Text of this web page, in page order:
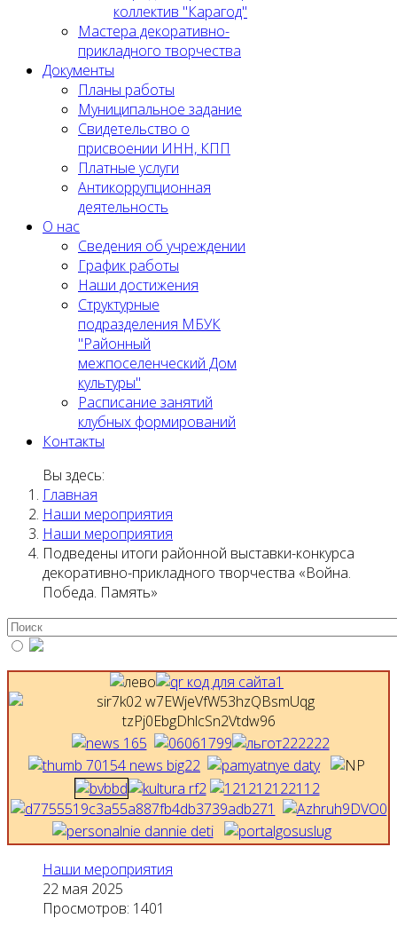
коллектив "Карагод"
Мастера декоративно-
прикладного творчества
Документы
Планы работы
Муниципальное задание
Cвидетельство о
присвоении ИНН, КПП
Платные услуги
Антикоррупционная
деятельность
О нас
Сведения об учреждении
График работы
Наши достижения
Структурные
подразделения МБУК
"Районный
межпоселенческий Дом
культуры"
Расписание занятий
клубных формирований
Контакты
Вы здесь:
Главная
Наши мероприятия
Наши мероприятия
Подведены итоги районной выставки-конкурса
декоративно-прикладного творчества «Война.
Победа. Память»
Наши мероприятия
22 мая 2025
Просмотров: 1401